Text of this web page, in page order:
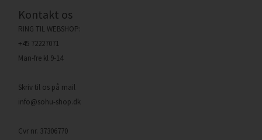
Kontakt os
RING TIL WEBSHOP:
+45 72227071
Man-fre kl 9-14
Skriv til os på mail
info@sohu-shop.dk
Cvr nr. 37306770